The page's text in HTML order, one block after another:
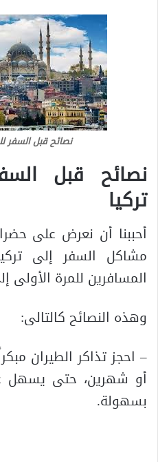
نصائح قبل السفر
نصائح قبل
تركيا
أحببنا أن نعرض على
مشاكل السفر إلى
المسافرين للمرة الأولى
وهذه النصائح كالتالى:
– احجز تذاكر الطيران
أو شهرين، حتى يسهل
بسهولة.